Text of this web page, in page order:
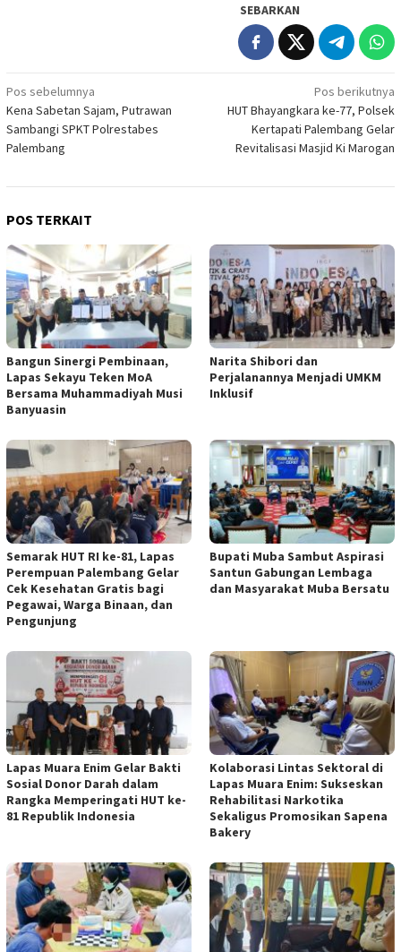
SEBARKAN
Navigasi
pos
Pos sebelumnya
Kena Sabetan Sajam, Putrawan
Sambangi SPKT Polrestabes
Palembang
Pos berikutnya
HUT Bhayangkara ke-77, Polsek
Kertapati Palembang Gelar
Revitalisasi Masjid Ki Marogan
POS TERKAIT
Bangun Sinergi Pembinaan,
Lapas Sekayu Teken MoA
Bersama Muhammadiyah Musi
Banyuasin
Narita Shibori dan
Perjalanannya Menjadi UMKM
Inklusif
Semarak HUT RI ke-81, Lapas
Perempuan Palembang Gelar
Cek Kesehatan Gratis bagi
Pegawai, Warga Binaan, dan
Pengunjung
Bupati Muba Sambut Aspirasi
Santun Gabungan Lembaga
dan Masyarakat Muba Bersatu
Lapas Muara Enim Gelar Bakti
Sosial Donor Darah dalam
Rangka Memperingati HUT ke-
81 Republik Indonesia
Kolaborasi Lintas Sektoral di
Lapas Muara Enim: Sukseskan
Rehabilitasi Narkotika
Sekaligus Promosikan Sapena
Bakery